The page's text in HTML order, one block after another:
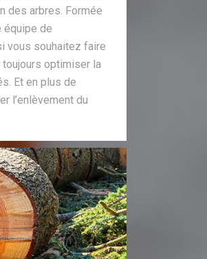
des arbres. Formée
équipe de
vous souhaitez faire
optimiser la
Et en plus de
l’enlèvement du